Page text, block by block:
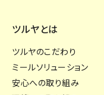
ツルヤとは
ツルヤのこだわり
ミールソリューション
安心への取り組み